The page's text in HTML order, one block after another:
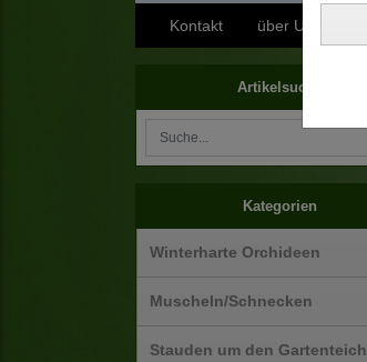
Kontakt über Uns
Artikelsuche
Kategorien
Winterharte Orchideen
Muscheln/Schnecken
Stauden um den Gartenteich